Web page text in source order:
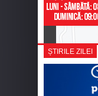
ȘTIRILE ZILEI